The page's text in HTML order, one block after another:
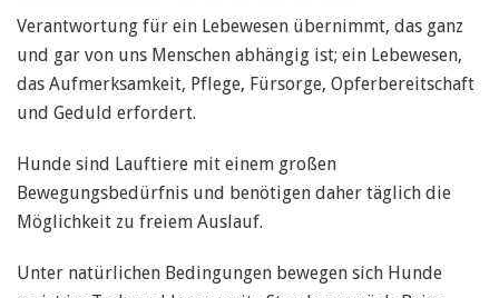
Verantwortung für ein Lebewesen übernimmt, das ganz
und gar von uns Menschen abhängig ist; ein Lebewesen,
das Aufmerksamkeit, Pflege, Fürsorge, Opferbereitschaft
und Geduld erfordert.
Hunde sind Lauftiere mit einem großen
Bewegungsbedürfnis und benötigen daher täglich die
Möglichkeit zu freiem Auslauf.
Unter natürlichen Bedingungen bewegen sich Hunde